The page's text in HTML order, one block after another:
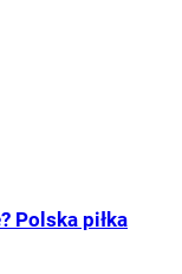
Polska piłka